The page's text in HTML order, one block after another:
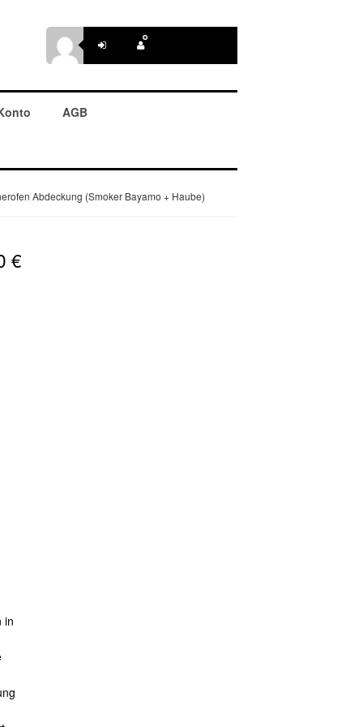
AGB
Abdeckung (Smoker Bayamo + Haube)
€
in